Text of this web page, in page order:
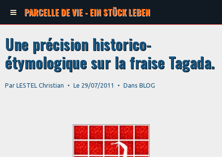
PARCELLE DE VIE - EIN STÜCK LEBEN
Une précision historico-
étymologique sur la fraise Tagada.
Par LESTEL Christian Le 29/07/2011 Dans BLOG